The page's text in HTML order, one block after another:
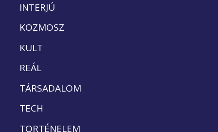
INTERJÚ
KOZMOSZ
KULT
REÁL
TÁRSADALOM
TECH
TÖRTÉNELEM